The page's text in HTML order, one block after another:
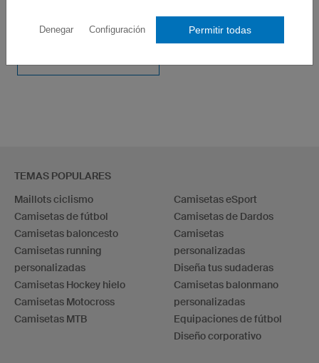
TEMAS POPULARES
Maillots ciclismo
Camisetas de fútbol
Camisetas baloncesto
Camisetas running
personalizadas
Camisetas Hockey hielo
Camisetas Motocross
Camisetas MTB
Camisetas eSport
Camisetas de Dardos
Camisetas
personalizadas
Diseña tus sudaderas
Camisetas balonmano
personalizadas
Equipaciones de fútbol
Diseño corporativo
Denegar Configuración Permitir todas